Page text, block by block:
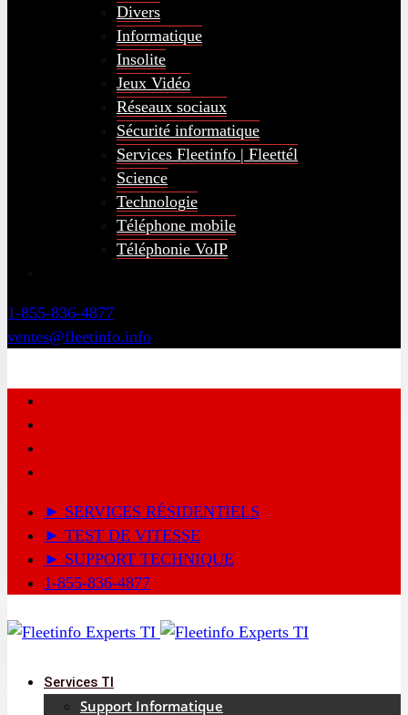
Divers
Informatique
Insolite
Jeux Vidéo
Réseaux sociaux
Sécurité informatique
Services Fleetinfo | Fleettél
Science
Technologie
Téléphone mobile
Téléphonie VoIP
1-855-836-4877
ventes@fleetinfo.info
► SERVICES RÉSIDENTIELS
► TEST DE VITESSE
► SUPPORT TECHNIQUE
1-855-836-4877
Services TI
Support Informatique